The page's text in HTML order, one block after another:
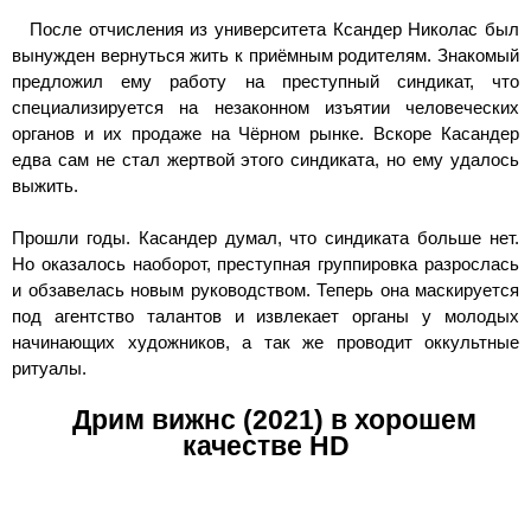
После отчисления из университета Ксандер Николас был
вынужден вернуться жить к приёмным родителям. Знакомый
предложил ему работу на преступный синдикат, что
специализируется на незаконном изъятии человеческих
органов и их продаже на Чёрном рынке. Вскоре Касандер
едва сам не стал жертвой этого синдиката, но ему удалось
выжить.
Прошли годы. Касандер думал, что синдиката больше нет.
Но оказалось наоборот, преступная группировка разрослась
и обзавелась новым руководством. Теперь она маскируется
под агентство талантов и извлекает органы у молодых
начинающих художников, а так же проводит оккультные
ритуалы.
Дрим вижнс (2021) в хорошем
качестве HD